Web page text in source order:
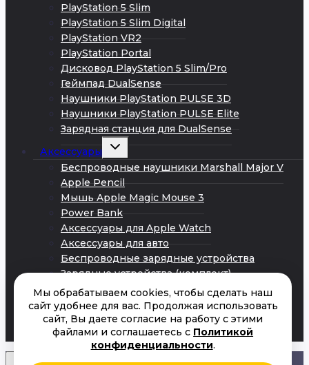
Мы обрабатываем cookies, чтобы сделать наш
сайт удобнее для вас. Продолжая использовать
сайт, Вы даете согласие на работу с этими
файлами и соглашаетесь с Политикой
конфиденциальности.
PlayStation 5 Slim
PlayStation 5 Slim Digital
PlayStation VR2
PlayStation Portal
Дисковод PlayStation 5 Slim/Pro
Геймпад DualSense
Наушники PlayStation PULSE 3D
Наушники PlayStation PULSE Elite
Зарядная станция для DualSense
Аксессуары
Развернуть
меню
Беспроводные наушники Marshall Major V
Apple Pencil
Мышь Apple Magic Mouse 3
Power Bank
Аксессуары для Apple Watch
Аксессуары для авто
Беспроводные зарядные устройства
Зарядные устройства (комплект)
Кабели Android
Кабели iPhone
Сетевые адаптеры питания
Акции